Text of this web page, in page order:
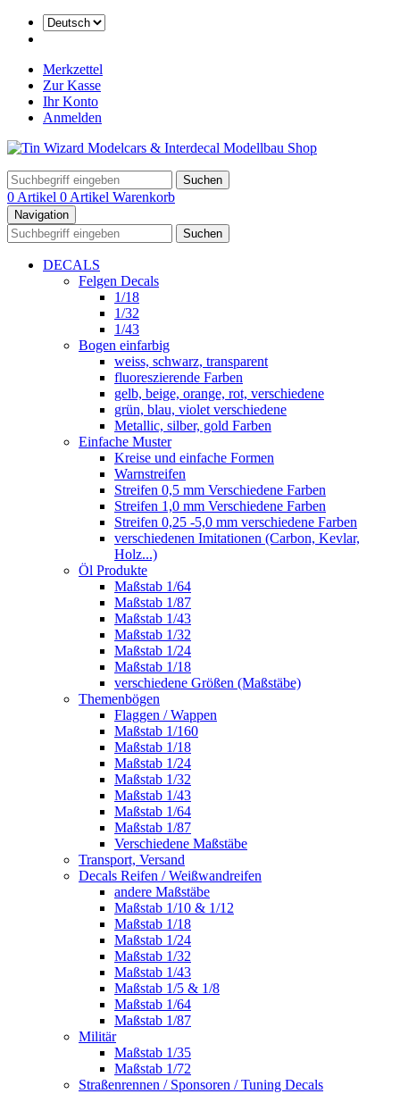
Merkzettel
Zur Kasse
Ihr Konto
Anmelden
Suchen
0 Artikel 0 Artikel Warenkorb
Navigation
Suchen
DECALS
Felgen Decals
1/18
1/32
1/43
Bogen einfarbig
weiss, schwarz, transparent
fluoreszierende Farben
gelb, beige, orange, rot, verschiedene
grün, blau, violet verschiedene
Metallic, silber, gold Farben
Einfache Muster
Kreise und einfache Formen
Warnstreifen
Streifen 0,5 mm Verschiedene Farben
Streifen 1,0 mm Verschiedene Farben
Streifen 0,25 -5,0 mm verschiedene Farben
verschiedenen Imitationen (Carbon, Kevlar,
Holz...)
Öl Produkte
Maßstab 1/64
Maßstab 1/87
Maßstab 1/43
Maßstab 1/32
Maßstab 1/24
Maßstab 1/18
verschiedene Größen (Maßstäbe)
Themenbögen
Flaggen / Wappen
Maßstab 1/160
Maßstab 1/18
Maßstab 1/24
Maßstab 1/32
Maßstab 1/43
Maßstab 1/64
Maßstab 1/87
Verschiedene Maßstäbe
Transport, Versand
Decals Reifen / Weißwandreifen
andere Maßstäbe
Maßstab 1/10 & 1/12
Maßstab 1/18
Maßstab 1/24
Maßstab 1/32
Maßstab 1/43
Maßstab 1/5 & 1/8
Maßstab 1/64
Maßstab 1/87
Militär
Maßstab 1/35
Maßstab 1/72
Straßenrennen / Sponsoren / Tuning Decals